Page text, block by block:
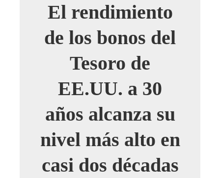
El rendimiento
de los bonos del
Tesoro de
EE.UU. a 30
años alcanza su
nivel más alto en
casi dos décadas